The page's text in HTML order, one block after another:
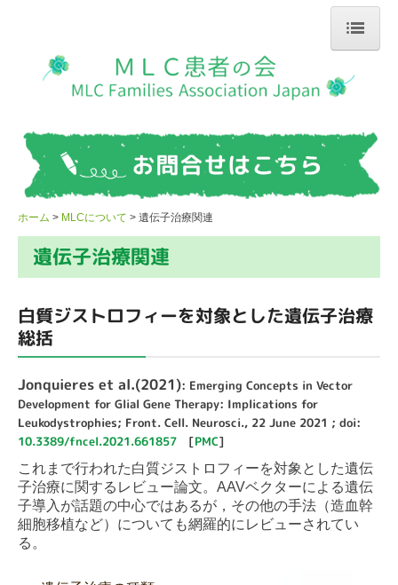
ホーム
MLCについて
管理人の勉強部屋
Link
寄付のお願い
お問合せ
ホーム MLCについて 遺伝子治療関連
遺伝子治療関連
白質ジストロフィーを対象とした遺伝子治療
総括
Jonquieres et al.(2021): Emerging Concepts in Vector
Development for Glial Gene Therapy: Implications for
Leukodystrophies; Front. Cell. Neurosci., 22 June 2021 ; doi:
10.3389/fncel.2021.661857 [PMC]
これまで行われた白質ジストロフィーを対象とした遺伝
子治療に関するレビュー論文。AAVベクターによる遺伝
子導入が話題の中心ではあるが，その他の手法（造血幹
細胞移植など）についても網羅的にレビューされてい
る。